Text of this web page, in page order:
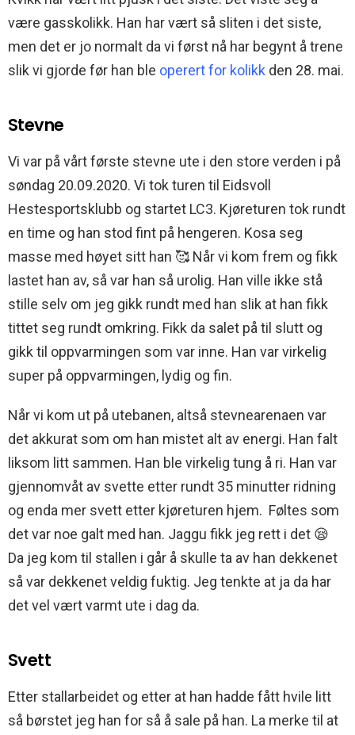
være gasskolikk. Han har vært så sliten i det siste,
men det er jo normalt da vi først nå har begynt å trene
slik vi gjorde før han ble operert for kolikk den 28. mai.
Stevne
Vi var på vårt første stevne ute i den store verden i på
søndag 20.09.2020. Vi tok turen til Eidsvoll
Hestesportsklubb og startet LC3. Kjøreturen tok rundt
en time og han stod fint på hengeren. Kosa seg
masse med høyet sitt han 🥰 Når vi kom frem og fikk
lastet han av, så var han så urolig. Han ville ikke stå
stille selv om jeg gikk rundt med han slik at han fikk
tittet seg rundt omkring. Fikk da salet på til slutt og
gikk til oppvarmingen som var inne. Han var virkelig
super på oppvarmingen, lydig og fin.
Når vi kom ut på utebanen, altså stevnearenaen var
det akkurat som om han mistet alt av energi. Han falt
liksom litt sammen. Han ble virkelig tung å ri. Han var
gjennomvåt av svette etter rundt 35 minutter ridning
og enda mer svett etter kjøreturen hjem. Føltes som
det var noe galt med han. Jaggu fikk jeg rett i det 😪
Da jeg kom til stallen i går å skulle ta av han dekkenet
så var dekkenet veldig fuktig. Jeg tenkte at ja da har
det vel vært varmt ute i dag da.
Svett
Etter stallarbeidet og etter at han hadde fått hvile litt
så børstet jeg han for så å sale på han. La merke til at